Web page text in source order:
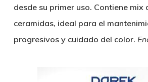
desde su primer uso. Contiene mix
ceramidas, ideal para el
progresivos y cuidado del color.